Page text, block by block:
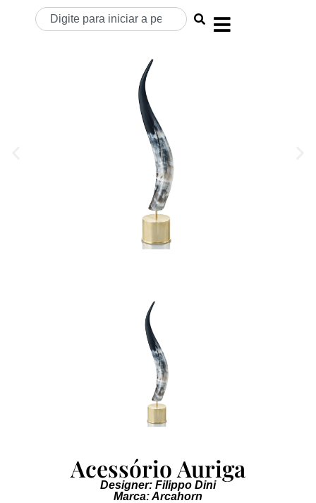
Acessório Auriga
Designer: Filippo Dini
Marca: Arcahorn